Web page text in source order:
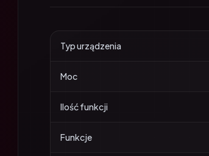
Typ urządzenia